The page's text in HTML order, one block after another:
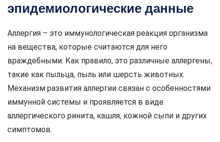
эпидемиологические данные
Аллергия – это иммунологическая реакция организма
на вещества, которые считаются для него
враждебными. Как правило, это различные аллергены,
такие как пыльца, пыль или шерсть животных.
Механизм развития аллергии связан с особенностями
иммунной системы и проявляется в виде
аллергического ринита, кашля, кожной сыпи и других
симптомов.